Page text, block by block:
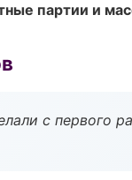
партии и
с первого